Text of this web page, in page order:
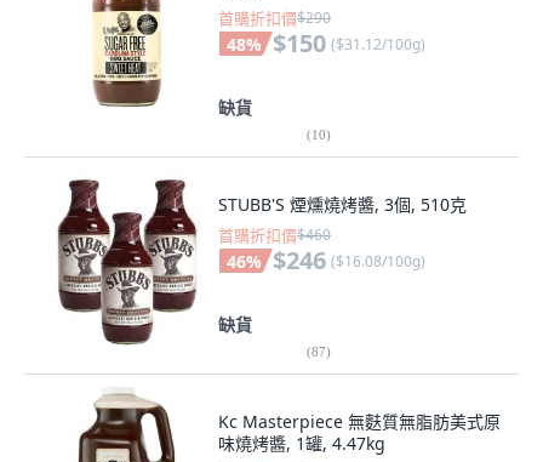
首購折扣價$290
48% $150 ($31.12/100g)
缺貨
(10)
STUBB'S 煙燻燒烤醬, 3個, 510克
首購折扣價$460
46% $246 ($16.08/100g)
缺貨
(87)
Kc Masterpiece 無麩質無脂肪美式原
味燒烤醬, 1罐, 4.47kg